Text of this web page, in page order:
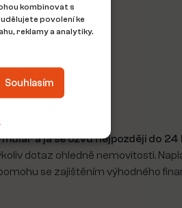
kombinovat s
povolení ke
reklamy a analytiky.
Souhlasímmě
a já se ozvu nejpozději do 24
dotaz ohledně nemovitosti.
se zajištěním výhodného